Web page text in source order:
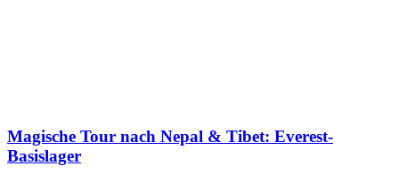
Magische Tour nach Nepal & Tibet: Everest-
Basislager